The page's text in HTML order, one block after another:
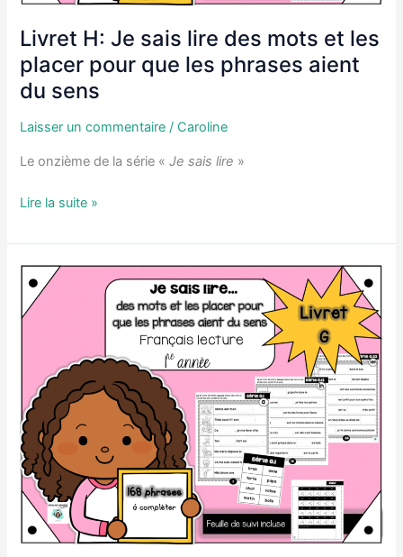
Livret H: Je sais lire des mots et les
placer pour que les phrases aient
du sens
Laisser un commentaire / Caroline
Le onzième de la série «Je sais lire »
Livret
Je
sais
lire
des
placer
pour
que
les
phrases
aient
du
sens
Lire la suite »